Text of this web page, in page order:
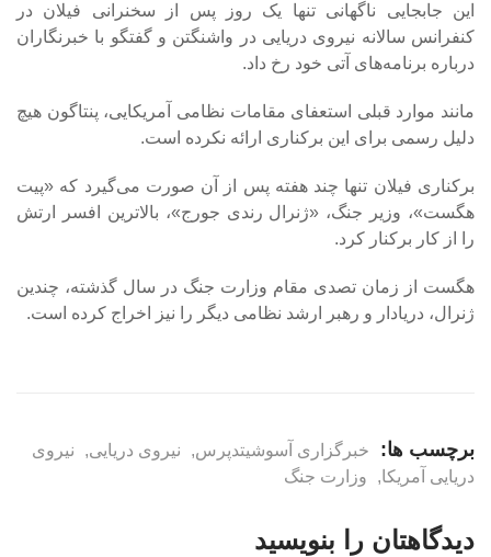
این جابجایی ناگهانی تنها یک روز پس از سخنرانی فیلان در
کنفرانس سالانه نیروی دریایی در واشنگتن و گفتگو با خبرنگاران
درباره برنامه‌های آتی خود رخ داد.
مانند موارد قبلی استعفای مقامات نظامی آمریکایی، پنتاگون هیچ
دلیل رسمی برای این برکناری ارائه نکرده است.
برکناری فیلان تنها چند هفته پس از آن صورت می‌گیرد که «پیت
هگست»، وزیر جنگ، «ژنرال رندی جورج»، بالاترین افسر ارتش
را از کار برکنار کرد.
هگست از زمان تصدی مقام وزارت جنگ در سال گذشته، چندین
ژنرال، دریادار و رهبر ارشد نظامی دیگر را نیز اخراج کرده است.
برچسب ها: خبرگزاری آسوشیتدپرس, نیروی دریایی,
نیروی
دریایی آمریکا, وزارت جنگ
دیدگاهتان را بنویسید